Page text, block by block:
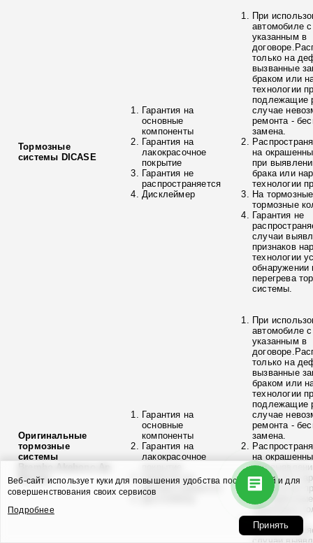
Тормозные
системы DICASE
Гарантия на
основные
компоненты
Гарантия на
лакокрасочное
покрытие
Гарантия не
распространяется
Дисклеймер
При
автомобиле
указанным в
только на
вызванные
браком или
технологии
подлежащие
случае
ремонта -
замена.
на
при
брака или
технологии
На
тормозные
Гарантия не
случаи
признаков
технологии
обнаружении
перегрева
системы.
Оригинальные
тормозные
системы
Racing
Гарантия на
основные
компоненты
Гарантия на
лакокрасочное
Гарантия не
распространяется
При
автомобиле
указанным в
только на
вызванные
браком или
технологии
подлежащие
случае
ремонта -
замена.
на
при
брака или
технологии
На
тормозные
Гарантия не
случаи
Веб-сайт использует куки для повышения удобства посетителей и для
совершенствования своих сервисов
Подробнее
Принять